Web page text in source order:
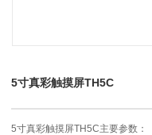
5寸真彩触摸屏TH5C
5寸真彩触摸屏TH5C主要参数：